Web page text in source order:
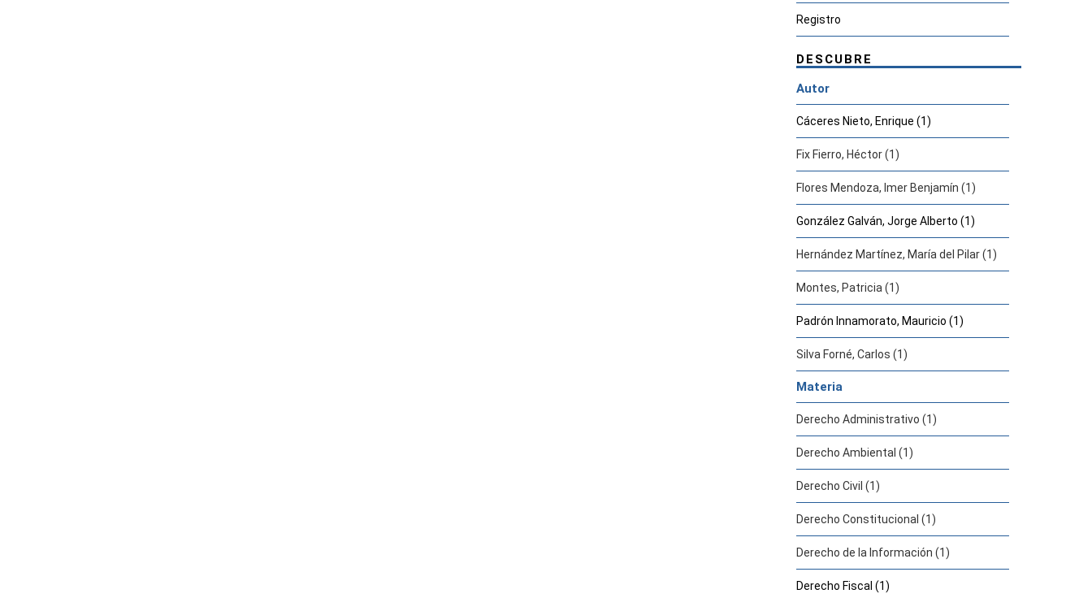
Registro
DESCUBRE
Autor
Cáceres Nieto, Enrique (1)
Fix Fierro, Héctor (1)
Flores Mendoza, Imer Benjamín (1)
González Galván, Jorge Alberto (1)
Hernández Martínez, María del Pilar (1)
Montes, Patricia (1)
Padrón Innamorato, Mauricio (1)
Silva Forné, Carlos (1)
Materia
Derecho Administrativo (1)
Derecho Ambiental (1)
Derecho Civil (1)
Derecho Constitucional (1)
Derecho de la Información (1)
Derecho Fiscal (1)